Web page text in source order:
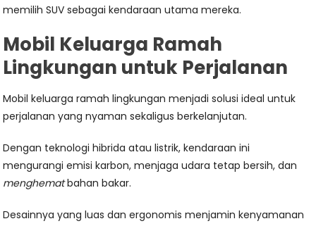
memilih SUV sebagai kendaraan utama mereka.
Mobil Keluarga Ramah
Lingkungan untuk Perjalanan
Mobil keluarga ramah lingkungan menjadi solusi ideal untuk
perjalanan yang nyaman sekaligus berkelanjutan.
Dengan teknologi hibrida atau listrik, kendaraan ini
mengurangi emisi karbon, menjaga udara tetap bersih, dan
menghematbahan bakar.
Desainnya yang luas dan ergonomis menjamin kenyamanan